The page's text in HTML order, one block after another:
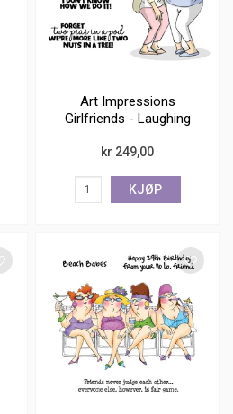
Art Impressions
Girlfriends - Laughing
kr 249,00
KJØP